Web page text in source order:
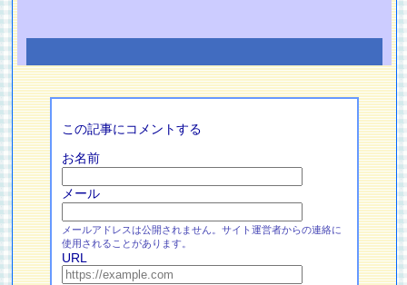
この記事にコメントする
お名前
メール
メールアドレスは公開されません。サイト運営者からの連絡に
使用されることがあります。
URL